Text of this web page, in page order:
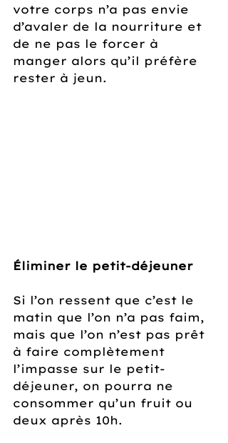
votre corps n’a pas envie
d’avaler de la nourriture et
de ne pas le forcer à
manger alors qu’il préfère
rester à jeun.
Éliminer le petit-déjeuner
Si l’on ressent que c’est le
matin que l’on n’a pas faim,
mais que l’on n’est pas prêt
à faire complètement
l’impasse sur le petit-
déjeuner, on pourra ne
consommer qu’un fruit ou
deux après 10h.